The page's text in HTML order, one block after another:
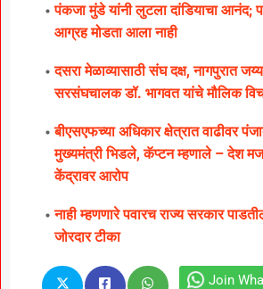
पंकजा मुंडे यांनी लुटला दांडियाचा आनंद;
आग्रह मोडता आला नाही
दसरा मेळाव्यासाठी संघ दक्ष, नागपुरात
सरसंघचालक डॉ. भागवत यांचे मौलिक
बीएसएफच्या अधिकार क्षेत्रात वाढीवर
मुख्यमंत्री भिडले, कॅप्टन म्हणाले – देश
केंद्रावर आरोप
नाही म्हणणारे पवारच राज्य सरकार
जोरदार टीका
Join